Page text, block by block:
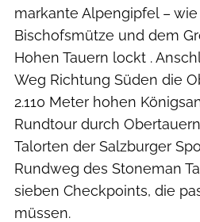
markante Alpengipfel –
Bischofsmütze und dem
Hohen Tauern lockt .
Weg Richtung Süden die
2.110 Meter hohen
Rundtour durch
Talorten der Salzburger
Rundweg des Stoneman
sieben Checkpoints, die
müssen.